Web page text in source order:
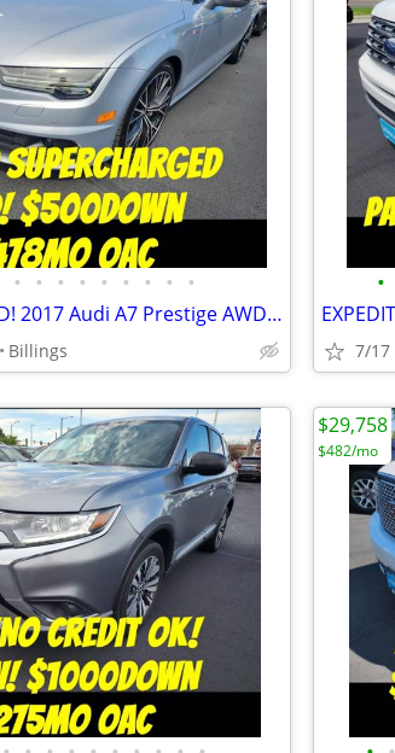
• • • • • • • • •
SUPERCHARGED! 2017 Audi A7 Prestige AWD $500Down $478mo OAC
Billings
•
7/17
$29,758
$482/mo